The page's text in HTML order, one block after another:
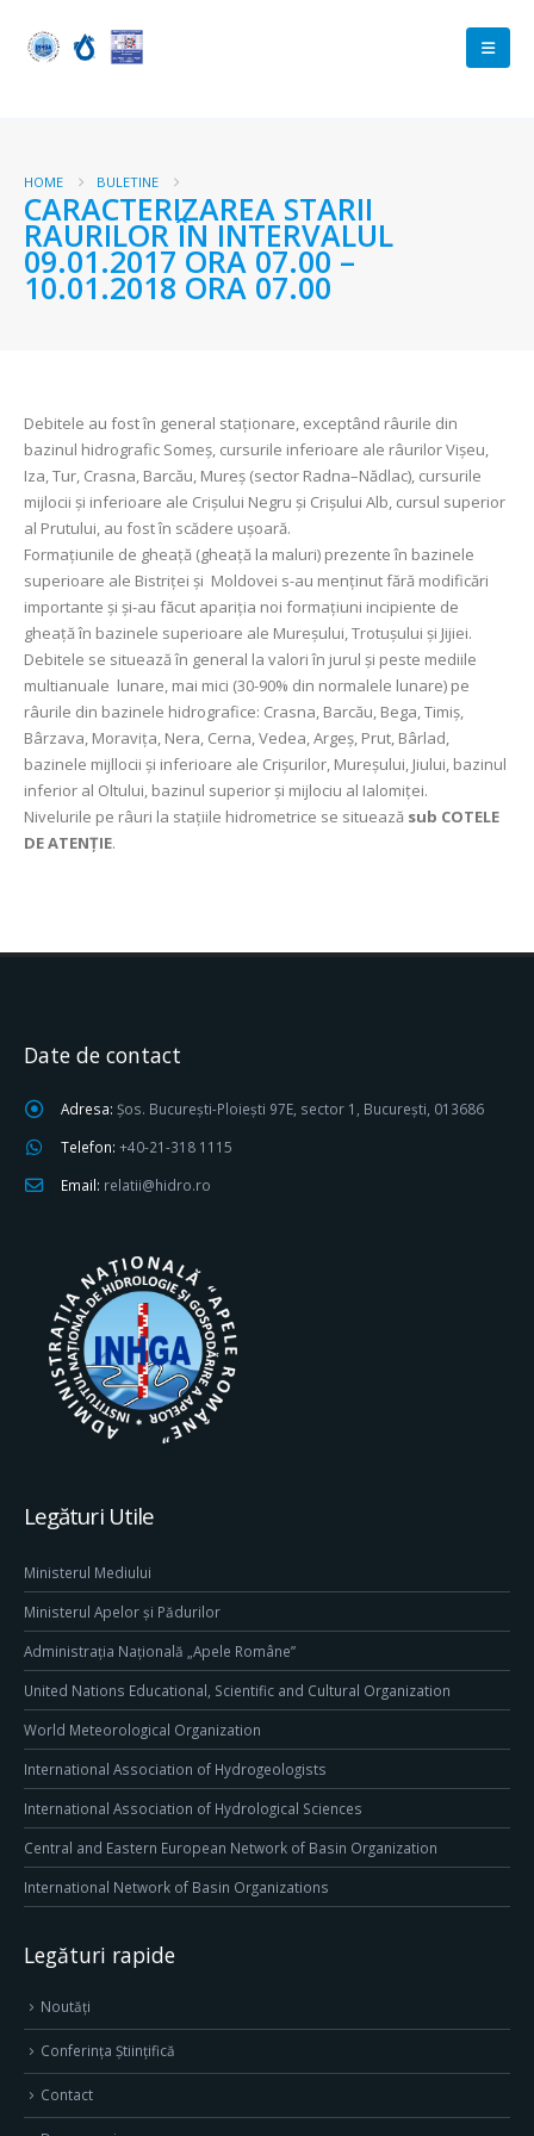
HOME BULETINE
CARACTERIZAREA STARII
RAURILOR ÎN INTERVALUL
09.01.2017 ORA 07.00 –
10.01.2018 ORA 07.00
Debitele au fost în general staţionare, exceptând râurile din
bazinul hidrografic Someș, cursurile inferioare ale râurilor Vișeu,
Iza, Tur, Crasna, Barcău, Mureș (sector Radna–Nădlac), cursurile
mijlocii și inferioare ale Crișului Negru și Crișului Alb, cursul superior
al Prutului, au fost în scădere ușoară.
Formaţiunile de gheaţă (gheaţă la maluri) prezente în bazinele
superioare ale Bistriţei și Moldovei s-au menținut fără modificări
importante și și-au făcut apariția noi formațiuni incipiente de
gheață în bazinele superioare ale Mureșului, Trotușului și Jijiei.
Debitele se situează în general la valori în jurul și peste mediile
multianuale lunare, mai mici (30-90% din normalele lunare) pe
râurile din bazinele hidrografice: Crasna, Barcău, Bega, Timiș,
Bârzava, Moravița, Nera, Cerna, Vedea, Argeș, Prut, Bârlad,
bazinele mijllocii și inferioare ale Crișurilor, Mureșului, Jiului, bazinul
inferior al Oltului, bazinul superior și mijlociu al Ialomiţei.
Nivelurile pe râuri la staţiile hidrometrice se situează sub COTELE
DE ATENŢIE.
Date de contact
Adresa: Șos. București-Ploiești 97E, sector 1, București, 013686
Telefon: +40-21-318 1115
Email: relatii@hidro.ro
Legături Utile
Ministerul Mediului
Ministerul Apelor și Pădurilor
Administrația Națională „Apele Române”
United Nations Educational, Scientific and Cultural Organization
World Meteorological Organization
International Association of Hydrogeologists
International Association of Hydrological Sciences
Central and Eastern European Network of Basin Organization
International Network of Basin Organizations
Legături rapide
Noutăți
Conferința Științifică
Contact